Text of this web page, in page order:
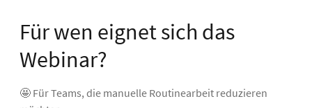
Für wen eignet sich das
Webinar?
🤩 Für Teams, die manuelle Routinearbeit reduzieren